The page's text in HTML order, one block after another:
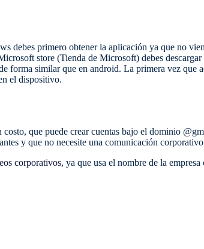
debes primero obtener la aplicación ya que no
store (Tienda de Microsoft) debes
forma similar que en android. La primera vez que
el dispositivo.
que puede crear cuentas bajo el dominio
y que no necesite una comunicación
corporativos, ya que usa el nombre de la